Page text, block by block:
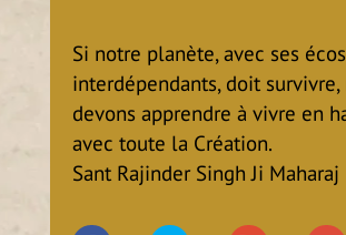
Si notre planète, avec ses
interdépendants, doit survivre,
devons apprendre à vivre en
avec toute la Création.
Sant Rajinder Singh Ji Maharaj